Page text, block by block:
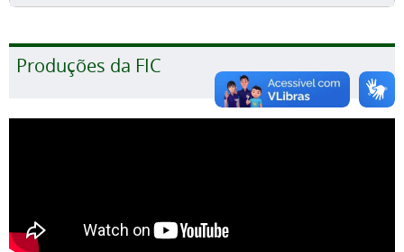
Produções da FIC